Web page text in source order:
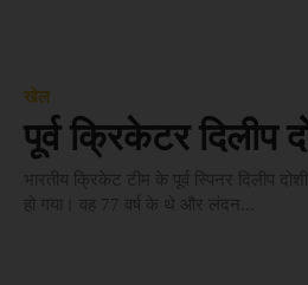
खेल
पूर्व क्रिकेटर दिलीप